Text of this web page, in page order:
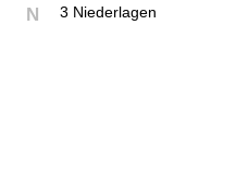
N 3 Niederlagen